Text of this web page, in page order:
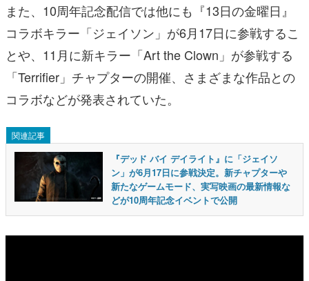
また、10周年記念配信では他にも『13日の金曜日』
コラボキラー「ジェイソン」が6月17日に参戦するこ
とや、11月に新キラー「Art the Clown」が参戦する
「Terrifier」チャプターの開催、さまざまな作品との
コラボなどが発表されていた。
関連記事
『デッド バイ デイライト』に「ジェイソ
ン」が6月17日に参戦決定。新チャプターや
新たなゲームモード、実写映画の最新情報な
どが10周年記念イベントで公開